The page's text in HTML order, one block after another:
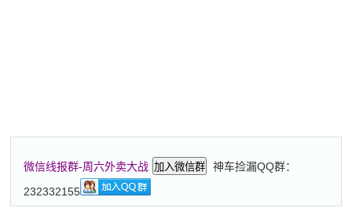
微信线报群-周六外卖大战 加入微信群
神车捡漏QQ群：
232332155